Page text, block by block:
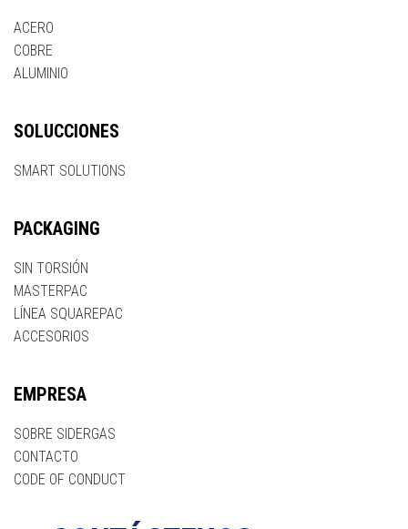
ACERO
COBRE
ALUMINIO
SOLUCCIONES
SMART SOLUTIONS
PACKAGING
SIN TORSIÓN
MASTERPAC
LÍNEA SQUAREPAC
ACCESORIOS
EMPRESA
SOBRE SIDERGAS
CONTACTO
CODE OF CONDUCT